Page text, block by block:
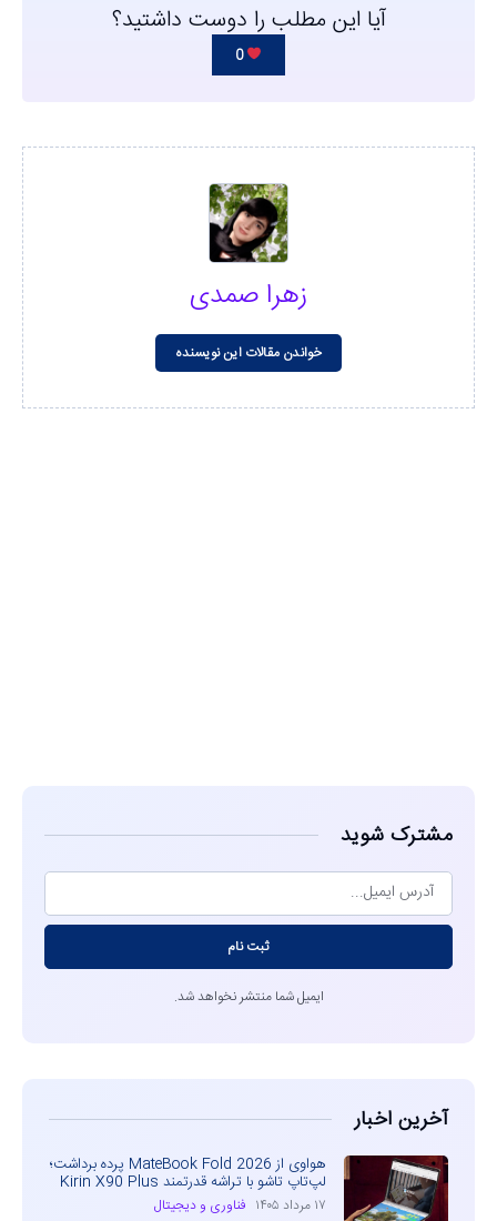
آیا این مطلب را دوست داشتید؟
0
زهرا صمدی
خواندن مقالات این نویسنده
مشترک شوید
ثبت نام
ایمیل شما منتشر نخواهد شد.
آخرین اخبار
هواوی از MateBook Fold 2026 پرده برداشت؛
لپ‌تاپ تاشو با تراشه قدرتمند Kirin X90 Plus
۱۷ مرداد ۱۴۰۵ فناوری و دیجیتال